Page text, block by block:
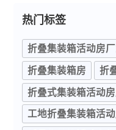
服务，脱颖而出，成
热门标签
折叠集装箱活动房
折叠集装箱房 折
折叠式集装箱活动
工地折叠集装箱活